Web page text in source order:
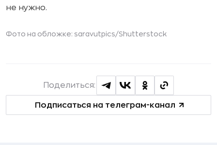
не нужно.
Фото на обложке: saravutpics/Shutterstock
Подписаться на телеграм-канал
Поделиться: